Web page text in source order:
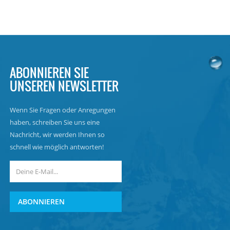
ABONNIEREN SIE
UNSEREN NEWSLETTER
Wenn Sie Fragen oder Anregungen
haben, schreiben Sie uns eine
Nachricht, wir werden Ihnen so
schnell wie möglich antworten!
ABONNIEREN